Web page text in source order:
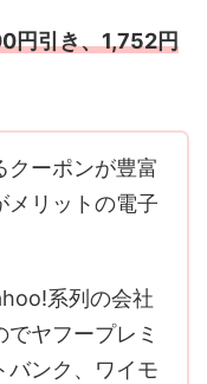
円引き、1,752円
クーポンが豊富
メリットの電子
系列の会社
ヤフープレミ
バンク、ワイモ